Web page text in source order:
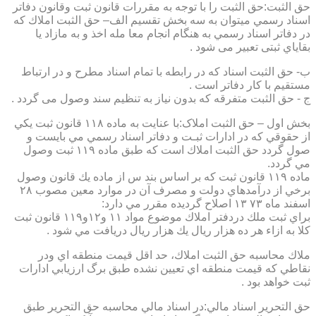
حق الثبت:حق الثبت را با توجه به مقررات قانون ثبت وقانون دفاتر
اسناد رسمي ميتوان به سه بخش تقسيم الف– حق الثبت املاك كه
در دفاتر اسناد رسمي به هنگام انجام معا مله اخذ و به مازاد يا
بقاياي ثبتی تعبیر می شود .
ب- حق الثبت اسناد كه در رابطه با تمام اسناد مطرح و در ارتباط
مستقيم با كار دفاتر است .
ج - حق الثبت متفرقه كه بدون نياز به تنظیم سند وصول می گردد .
بخش اول – حق الثبت املاک:با عنايت به ماده ۱۱۸ قانون ثبت يكي
از حقوقي كه در ادارات ثبـت و دفاتر اسناد رسمي مي بايست و
صول گردد حق الثبت املاك است كه طبق ماده ۱۱۹ ثبت وصول
مي گردد.
ماده ۱۱۹ قانون ثبت كه بر اساس بند س از ماده يك قانون وصول
برخي از درآمدهاي دولت و مصرف آن در موارد معين مصوب ۲۸
اسفند ماه ۷۳ ۱۳ اصلاح گرديده مقرر مي دارد:
براي ثبت ملك دردفتر املاك موضوع مواد ۱۱ و۱۲و۱۱۹ قانون ثبت
كلا به ازاء هر ده هزار ريال يك هزار ريال دريافت مي شود .
ملاك محاسبه حق الثبت املاك، حد اقل قيمت منطقه اي ودر
نقاطي كه قيمت منطقه اي تعيين نشده طبق برگ ارزيابي ادارات
ثبت خواهد بود .
حق التحرير اسناد مالي:در اسناد مالي محاسبه حق التحرير طبق